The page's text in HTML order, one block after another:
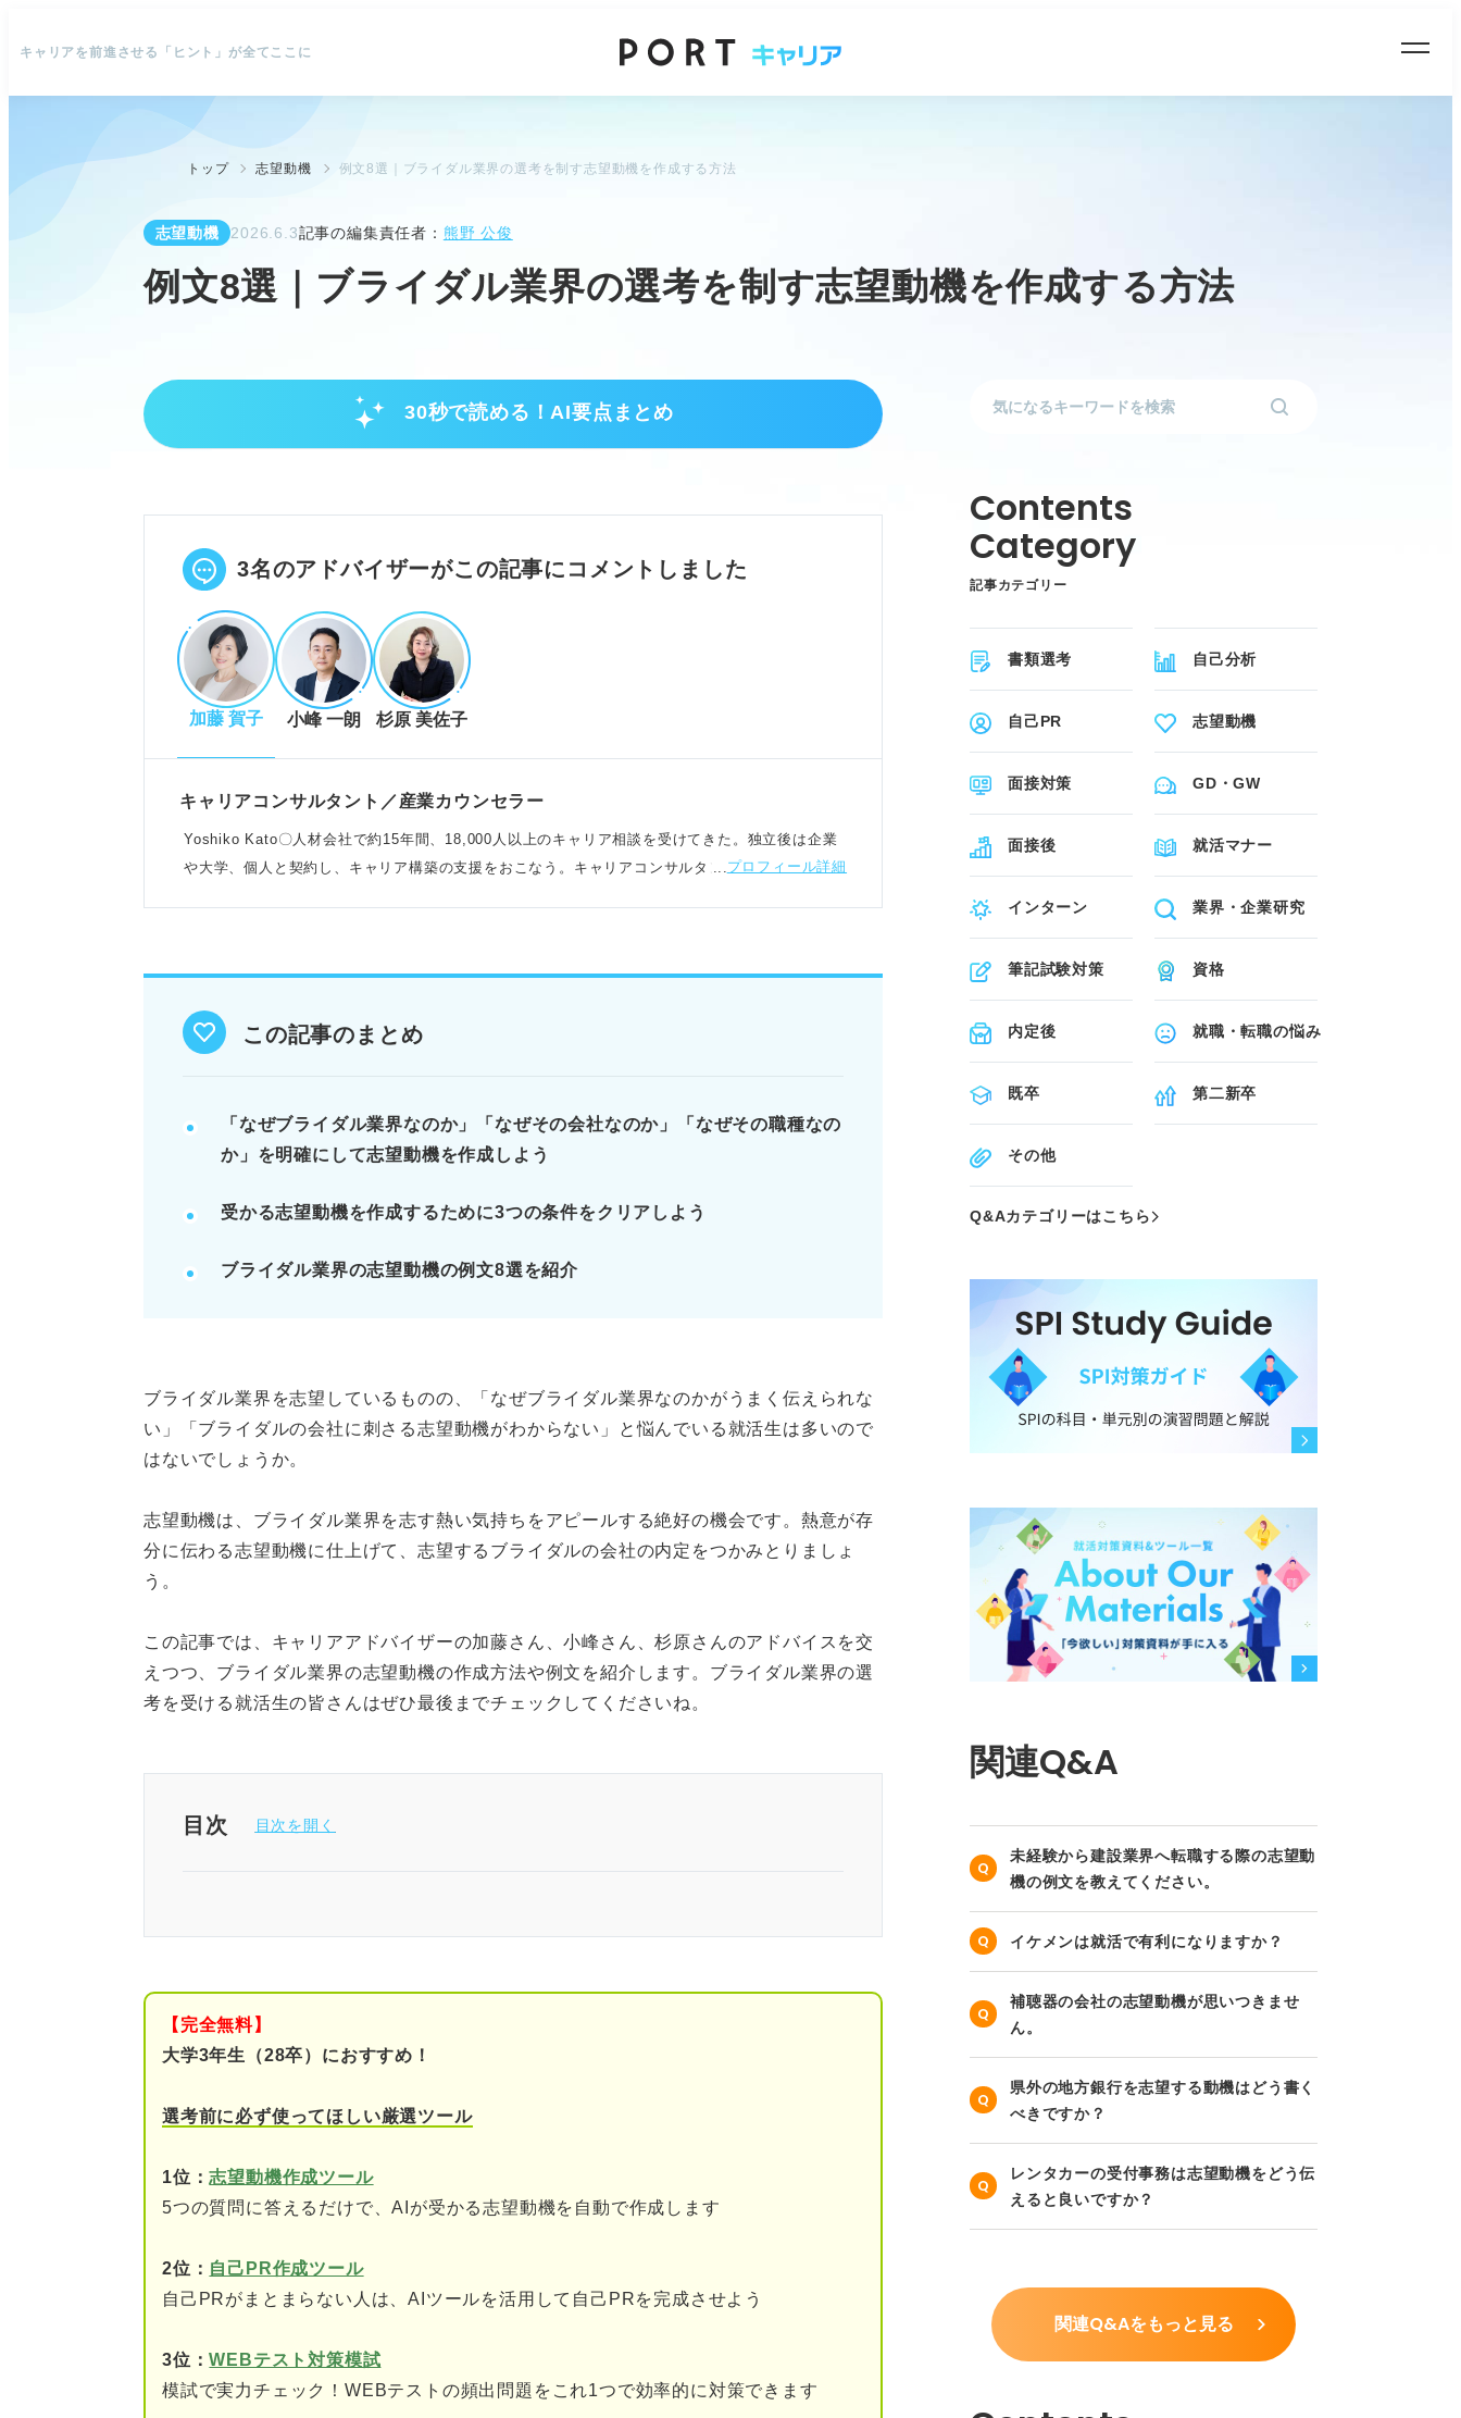
キャリアを前進させる「ヒント」が全てここに
トップ 志望動機 例文8選｜ブライダル業界の選考を制す志望動機を作成する方法
志望動機 2026.6.3記事の編集責任者： 熊野 公俊
例文8選｜ブライダル業界の選考を制す志望動機を作成する方法
30秒で読める！AI要点まとめ
志望動機作成前に整理すべきポイント
なぜその職種か、仕事内容と強みを結びつける。
POINT：業界の役割や顧客関係性、企業のスタイルやキャリアステップに注目
し整理する。
受かる志望動機の条件
採用担当者に響くよう要点を絞って伝える。
激務を乗り越える意欲や熱意をアピールする。
業務内容への深い理解を示すことで熱意を伝える。
成する。
「結婚式が好き」だけでは働く意欲が伝わらない。
ブライダル業界ならではの理由を明確に述べる。
ブライダル業界の志望動機は3つのポイントを整理したうえで作成しよう
就活のプロが教える！ 志望動機を書く前に知っておきたいブライダル業界
3名のアドバイザーがこの記事にコメントしました
加藤 賀子 小峰 一朗 杉原 美佐子
キャリアコンサルタント／産業カウンセラー
Yoshiko Kato〇人材会社で約15年間、18,000人以上のキャリア相談を受けてきた。独立後は企業
や大学、個人と契約し、キャリア構築の支援をおこなう。キャリアコンサルタント歴は20年以上
プロフィール詳細
この記事のまとめ
「なぜブライダル業界なのか」「なぜその会社なのか」「なぜその職種なの
か」を明確にして志望動機を作成しよう
受かる志望動機を作成するために3つの条件をクリアしよう
ブライダル業界の志望動機の例文8選を紹介
ブライダル業界を志望しているものの、「なぜブライダル業界なのかがうまく伝えられな
い」「ブライダルの会社に刺さる志望動機がわからない」と悩んでいる就活生は多いので
はないでしょうか。
志望動機は、ブライダル業界を志す熱い気持ちをアピールする絶好の機会です。熱意が存
分に伝わる志望動機に仕上げて、志望するブライダルの会社の内定をつかみとりましょ
う。
この記事では、キャリアアドバイザーの加藤さん、小峰さん、杉原さんのアドバイスを交
えつつ、ブライダル業界の志望動機の作成方法や例文を紹介します。ブライダル業界の選
考を受ける就活生の皆さんはぜひ最後までチェックしてくださいね。
目次
なぜその会社なのか
報
①要点が絞られている
③業務への理解がある
【完全無料】
大学3年生（28卒）におすすめ！
選考前に必ず使ってほしい厳選ツール
1位：志望動機作成ツール
5つの質問に答えるだけで、AIが受かる志望動機を自動で作成します
2位： 自己PR作成ツール
自己PRがまとまらない人は、AIツールを活用して自己PRを完成させよう
3位：WEBテスト対策模試
模試で実力チェック！WEBテストの頻出問題をこれ1つで効率的に対策できます
記事カテゴリー
書類選考 自己分析
自己PR 志望動機
面接対策 GD・GW
面接後 就活マナー
インターン 業界・企業研究
筆記試験対策 資格
内定後 就職・転職の悩み
既卒 第二新卒
その他
Q&Aカテゴリーはこちら
関連Q&A
未経験から建設業界へ転職する際の志望動
機の例文を教えてください。
イケメンは就活で有利になりますか？
補聴器の会社の志望動機が思いつきませ
ん。
県外の地方銀行を志望する動機はどう書く
べきですか？
レンタカーの受付事務は志望動機をどう伝
えると良いですか？
関連Q&Aをもっと見る